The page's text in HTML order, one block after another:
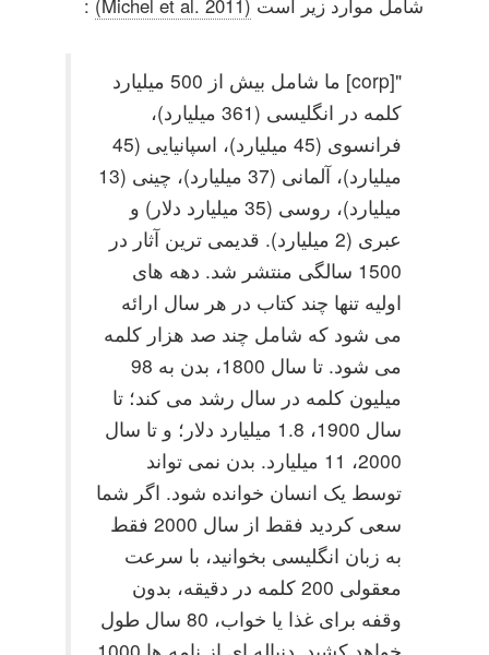
شامل موارد زیر است (Michel et al. 2011)
:
"[corp] ما شامل بیش از 500 میلیارد
کلمه در انگلیسی (361 میلیارد)،
فرانسوی (45 میلیارد)، اسپانیایی (45
میلیارد)، آلمانی (37 میلیارد)، چینی (13
میلیارد)، روسی (35 میلیارد دلار) و
عبری (2 میلیارد). قدیمی ترین آثار در
1500 سالگی منتشر شد. دهه های
اولیه تنها چند کتاب در هر سال ارائه
می شود که شامل چند صد هزار کلمه
می شود. تا سال 1800، بدن به 98
میلیون کلمه در سال رشد می کند؛ تا
سال 1900، 1.8 میلیارد دلار؛ و تا سال
2000، 11 میلیارد. بدن نمی تواند
توسط یک انسان خوانده شود. اگر شما
سعی کردید فقط از سال 2000 فقط
به زبان انگلیسی بخوانید، با سرعت
معقولی 200 کلمه در دقیقه، بدون
وقفه برای غذا یا خواب، 80 سال طول